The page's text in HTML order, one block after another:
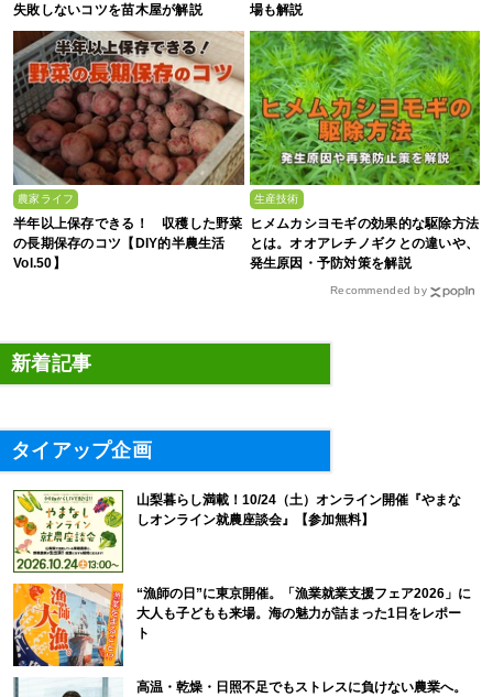
失敗しないコツを苗木屋が解説
場も解説
農家ライフ
半年以上保存できる！ 収穫した野菜
の長期保存のコツ【DIY的半農生活
Vol.50】
生産技術
ヒメムカシヨモギの効果的な駆除方法
とは。オオアレチノギクとの違いや、
発生原因・予防対策を解説
Recommended by
新着記事
タイアップ企画
山梨暮らし満載！10/24（土）オンライン開催『やまな
しオンライン就農座談会』【参加無料】
“漁師の日”に東京開催。「漁業就業支援フェア2026」に
大人も子どもも来場。海の魅力が詰まった1日をレポー
ト
高温・乾燥・日照不足でもストレスに負けない農業へ。